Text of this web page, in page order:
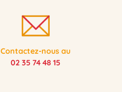
Contactez-nous au
02 35 74 48 15